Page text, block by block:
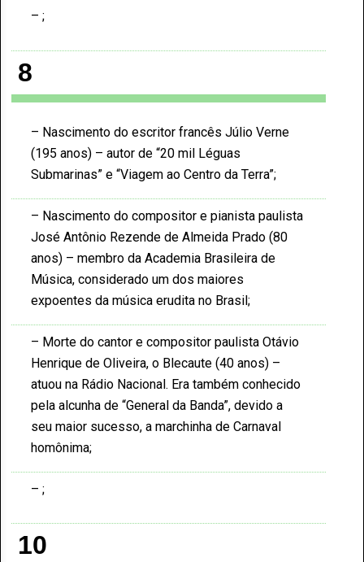
8
Nascimento do escritor francês Júlio Verne
(195 anos) – autor de “20 mil Léguas
Submarinas” e “Viagem ao Centro da Terra”
Nascimento do compositor e pianista paulista
José Antônio Rezende de Almeida Prado (80
anos) – membro da Academia Brasileira de
Música, considerado um dos maiores
expoentes da música erudita no Brasil
Morte do cantor e compositor paulista Otávio
Henrique de Oliveira, o Blecaute (40 anos) –
atuou na Rádio Nacional. Era também conhecido
pela alcunha de “General da Banda”, devido a
seu maior sucesso, a marchinha de Carnaval
homônima
10